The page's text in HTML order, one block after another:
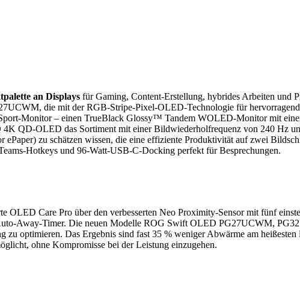
an Displays für Gaming, Content-Erstellung, hybrides Arbeiten und
die mit der RGB-Stripe-Pixel-OLED-Technologie für
Monitor – einen TrueBlack Glossy™ Tandem WOLED-Monitor mit
QD-OLED das Sortiment mit einer Bildwiederholfrequenz von 240 Hz
zu schätzen wissen, die eine effiziente Produktivität auf zwei
Hotkeys und 96-Watt-USB-C-Docking perfekt für Besprechungen.
OLED Care Pro über den verbesserten Neo Proximity-Sensor mit fünf
Away-Timer. Die neuen Modelle ROG Swift OLED PG27UCWM,
optimieren. Das Ergebnis sind fast 35 % weniger Abwärme am heißesten
ohne Kompromisse bei der Leistung einzugehen.